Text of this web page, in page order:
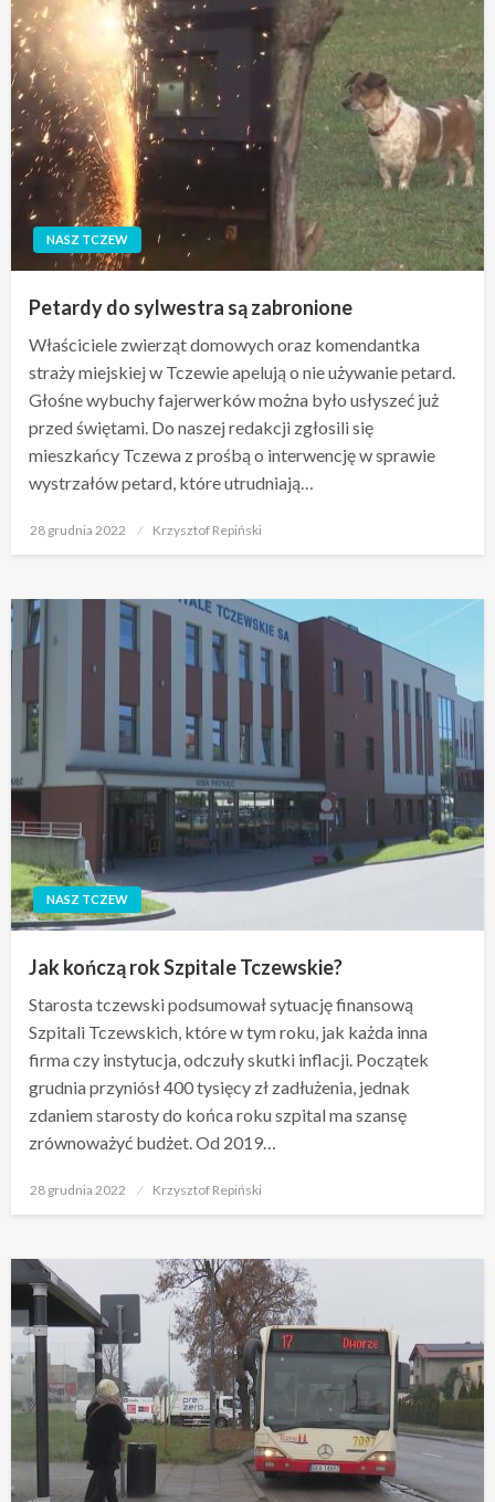
NASZ TCZEW
Petardy do sylwestra są zabronione
Właściciele zwierząt domowych oraz komendantka
straży miejskiej w Tczewie apelują o nie używanie petard.
Głośne wybuchy fajerwerków można było usłyszeć już
przed świętami. Do naszej redakcji zgłosili się
mieszkańcy Tczewa z prośbą o interwencję w sprawie
wystrzałów petard, które utrudniają…
Opublikowane
28 grudnia 2022 Krzysztof Repiński
NASZ TCZEW
Jak kończą rok Szpitale Tczewskie?
Starosta tczewski podsumował sytuację finansową
Szpitali Tczewskich, które w tym roku, jak każda inna
firma czy instytucja, odczuły skutki inflacji. Początek
grudnia przyniósł 400 tysięcy zł zadłużenia, jednak
zdaniem starosty do końca roku szpital ma szansę
zrównoważyć budżet. Od 2019…
Opublikowane
28 grudnia 2022 Krzysztof Repiński